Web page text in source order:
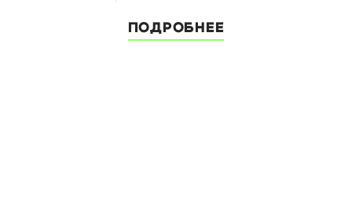
ПОДРОБНЕЕ